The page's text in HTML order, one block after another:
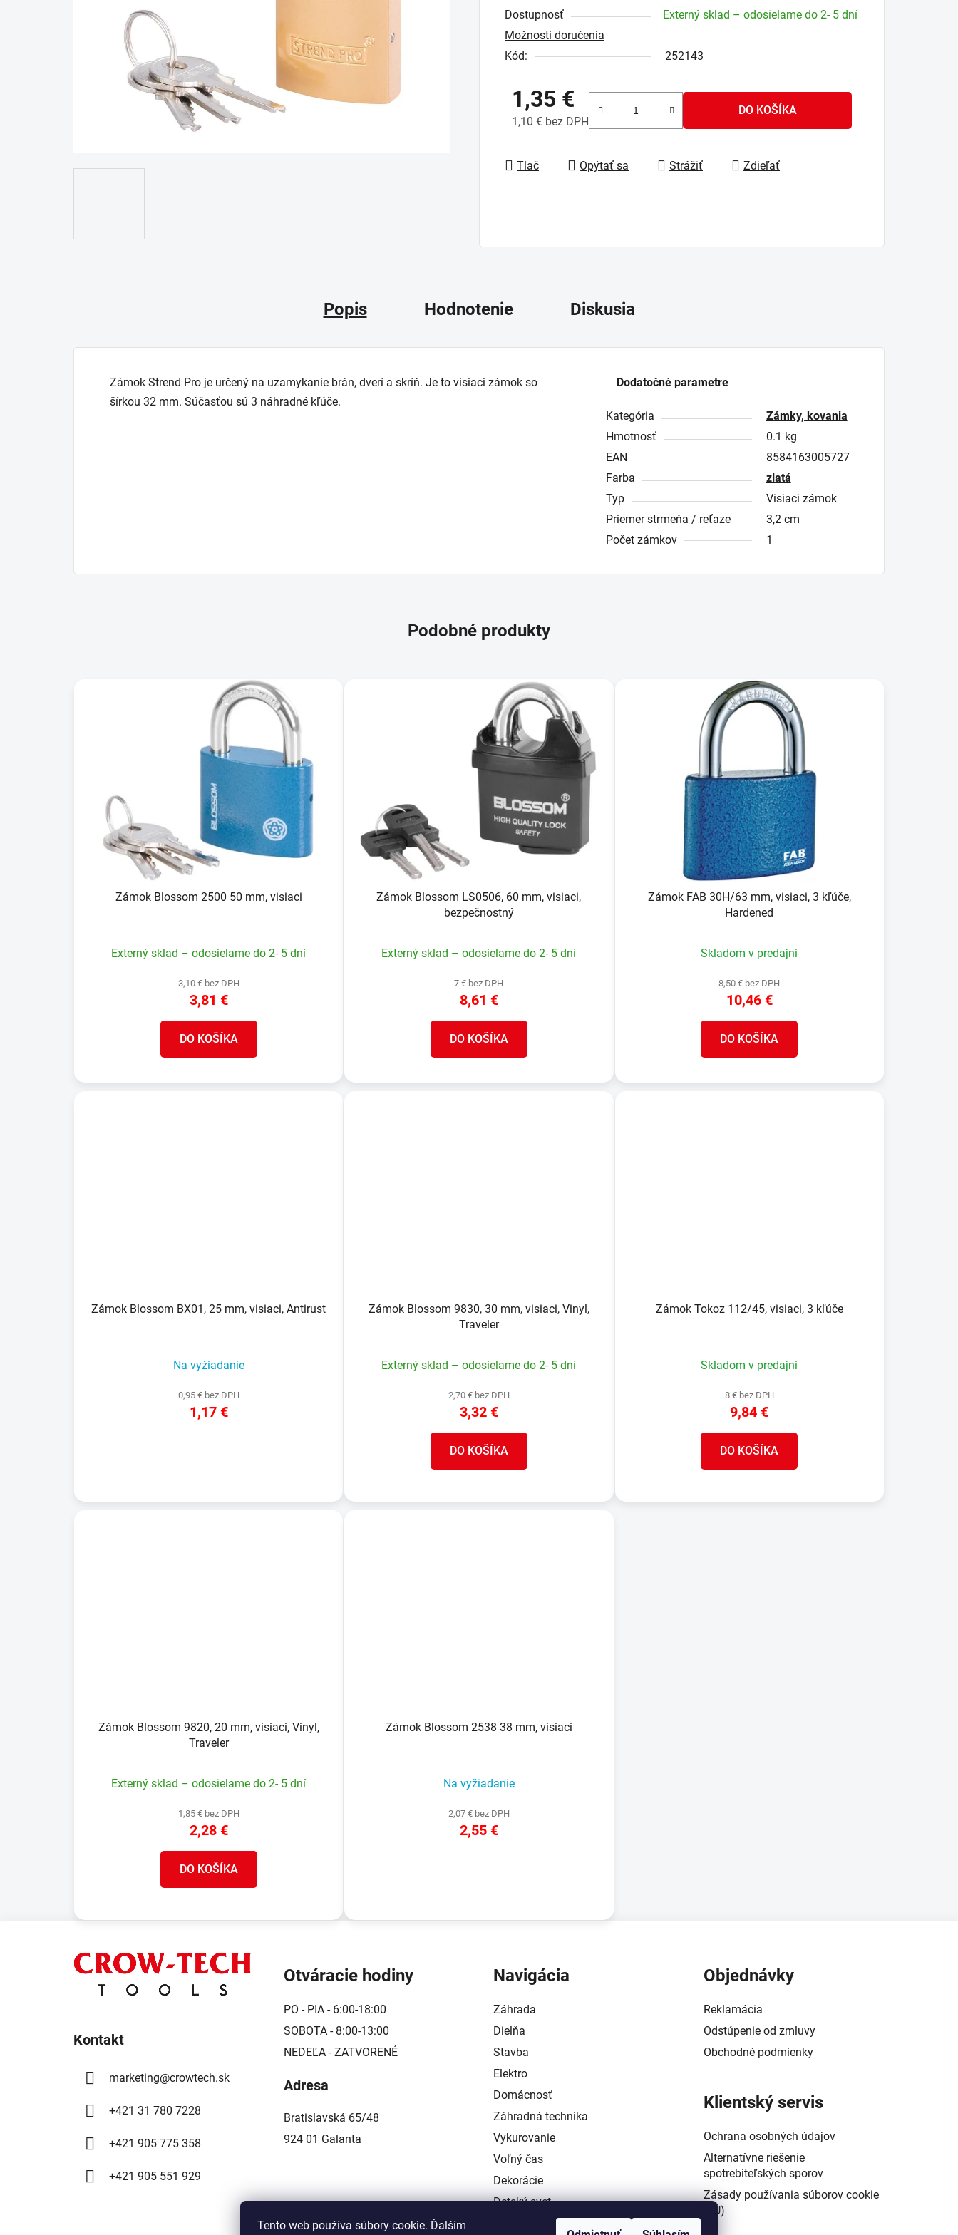
Tento web používa súbory cookie. Ďalším
je
0,0
z
hviezdičiek.
Dostupnosť
Externý sklad – odosielame do 2- 5 dní
Možnosti doručenia
Kód:
252143
1,35 €
1,10 € bez DPH
DO KOŠÍKA
Tlač Opýtať sa Strážiť Zdieľať
Popis Hodnotenie Diskusia
Zámok Strend Pro je určený na uzamykanie brán, dverí a skríň. Je to visiaci zámok so
šírkou 32 mm. Súčasťou sú 3 náhradné kľúče.
Dodatočné parametre
Kategória
Zámky, kovania
Hmotnosť
0.1 kg
EAN
8584163005727
Farba
zlatá
Typ
Visiaci zámok
Priemer strmeňa / reťaze
3,2 cm
Počet zámkov
1
Podobné produkty
Zámok Blossom 2500 50 mm, visiaci
Externý sklad – odosielame do 2- 5 dní
3,10 € bez DPH
3,81 €
DO KOŠÍKA
Zámok Blossom LS0506, 60 mm, visiaci,
bezpečnostný
Externý sklad – odosielame do 2- 5 dní
7 € bez DPH
8,61 €
DO KOŠÍKA
Zámok FAB 30H/63 mm, visiaci, 3 kľúče,
Hardened
Skladom v predajni
8,50 € bez DPH
10,46 €
DO KOŠÍKA
Zámok Blossom BX01, 25 mm, visiaci, Antirust
Na vyžiadanie
0,95 € bez DPH
1,17 €
Zámok Blossom 9830, 30 mm, visiaci, Vinyl,
Traveler
Externý sklad – odosielame do 2- 5 dní
2,70 € bez DPH
3,32 €
DO KOŠÍKA
Zámok Tokoz 112/45, visiaci, 3 kľúče
Skladom v predajni
8 € bez DPH
9,84 €
DO KOŠÍKA
Zámok Blossom 9820, 20 mm, visiaci, Vinyl,
Traveler
Externý sklad – odosielame do 2- 5 dní
1,85 € bez DPH
2,28 €
DO KOŠÍKA
Zámok Blossom 2538 38 mm, visiaci
Na vyžiadanie
2,07 € bez DPH
2,55 €
Kontakt
marketing@crowtech.sk
+421 31 780 7228
+421 905 775 358
+421 905 551 929
Otváracie hodiny
PO - PIA - 6:00-18:00
SOBOTA - 8:00-13:00
NEDEĽA - ZATVORENÉ
Adresa
Bratislavská 65/48
924 01 Galanta
Navigácia
Záhrada
Dielňa
Stavba
Elektro
Domácnosť
Záhradná technika
Vykurovanie
Voľný čas
Dekorácie
Detský svet
Objednávky
Reklamácia
Odstúpenie od zmluvy
Obchodné podmienky
Klientský servis
Ochrana osobných údajov
Alternatívne riešenie
spotrebiteľských sporov
Zásady používania súborov cookie
(EÚ)